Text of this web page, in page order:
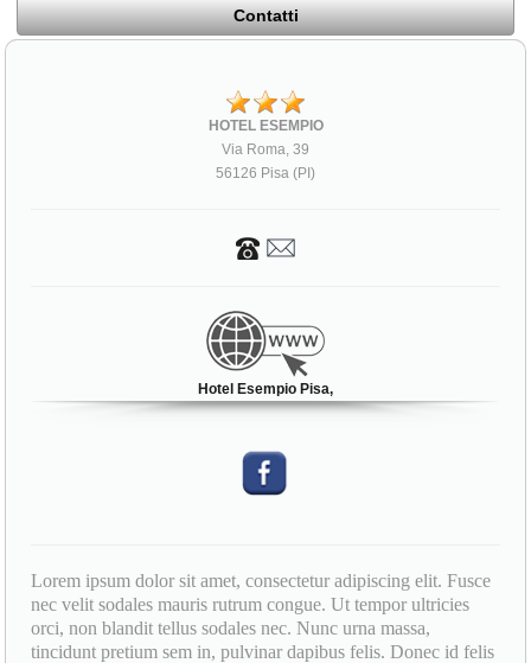
Contatti
HOTEL ESEMPIO
Via Roma, 39
56126 Pisa (PI)
Hotel Esempio Pisa,
Lorem ipsum dolor sit amet, consectetur adipiscing elit. Fusce
nec velit sodales mauris rutrum congue. Ut tempor ultricies
orci, non blandit tellus sodales nec. Nunc urna massa,
tincidunt pretium sem in, pulvinar dapibus felis. Donec id felis